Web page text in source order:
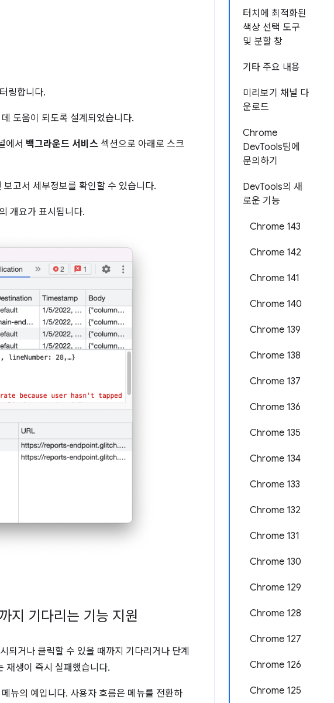
터치에 최적화된
색상 선택 도구
및 분할 창
기타 주요 내용
미리보기 채널 다
운로드
Chrome
DevTools팀에
문의하기
DevTools의 새
로운 기능
Chrome 143
Chrome 142
Chrome 141
Chrome 140
Chrome 139
Chrome 138
Chrome 137
Chrome 136
Chrome 135
Chrome 134
Chrome 133
Chrome 132
Chrome 131
Chrome 130
Chrome 129
Chrome 128
Chrome 127
Chrome 126
Chrome 125
링합니다.
도움이 되도록 설계되었습니다.
에서 백그라운드 서비스 섹션으로 아래로 스크
고서 세부정보를 확인할 수 있습니다.
개요가 표시됩니다.
지 기다리는 기능 지원
되거나 클릭할 수 있을 때까지 기다리거나 단계
재생이 즉시 실패했습니다.
뉴의 예입니다. 사용자 흐름은 메뉴를 전환하